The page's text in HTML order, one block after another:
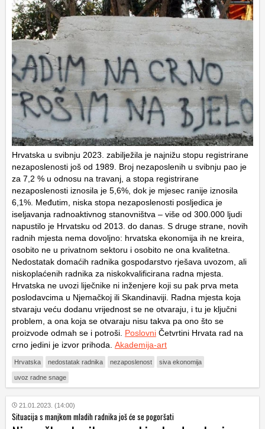
Hrvatska u svibnju 2023. zabilježila je najnižu stopu registrirane
nezaposlenosti još od 1989. Broj nezaposlenih u svibnju pao je
za 7,2 % u odnosu na travanj, a stopa registrirane
nezaposlenosti iznosila je 5,6%, dok je mjesec ranije iznosila
6,1%. Međutim, niska stopa nezaposlenosti posljedica je
iseljavanja radnoaktivnog stanovništva – više od 300.000 ljudi
napustilo je Hrvatsku od 2013. do danas. S druge strane, novih
radnih mjesta nema dovoljno: hrvatska ekonomija ih ne kreira,
osobito ne u privatnom sektoru i osobito ne ona kvalitetna.
Nedostatak domaćih radnika gospodarstvo rješava uvozom, ali
niskoplaćenih radnika za niskokvalificirana radna mjesta.
Hrvatska ne uvozi liječnike ni inženjere koji su pak prva meta
poslodavcima u Njemačkoj ili Skandinaviji. Radna mjesta koja
stvaraju veću dodanu vrijednost se ne otvaraju, i tu je ključni
problem, a ona koja se otvaraju nisu takva pa ono što se
proizvode odmah se i potroši. Poslovni Četvrtini Hrvata rad na
crno jedini je izvor prihoda. Akademija-art
Hrvatska nedostatak radnika nezaposlenost siva ekonomija
uvoz radne snage
21.01.2023. (14:00)
Situacija s manjkom mladih radnika još će se pogoršati